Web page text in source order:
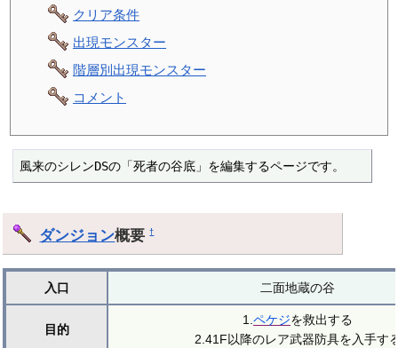
クリア条件
出現モンスター
階層別出現モンスター
コメント
風来のシレンDSの「死者の谷底」を編集するページです。
ダンジョン概要†
入口 二面地蔵の谷
目的
1.ペケジを救出する
2.41F以降のレア武器防具を入手す